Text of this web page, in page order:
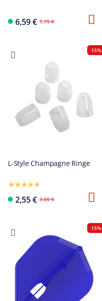
6,59 € 7,75 €
15%
L-Style Champagne Ringe
2,55 € 3,00 €
15%